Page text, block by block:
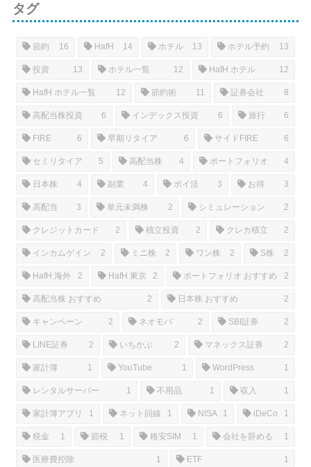
タグ
節約 16 HafH 14 ホテル 13 ホテル予約 13
投資 13 ホテル一覧 12 HafH ホテル 12
HafH ホテル一覧 12 節約術 11 証券会社 8
高配当株投資 6 インデックス投資 6 旅行 6
FIRE 6 早期リタイア 6 サイドFIRE 6
セミリタイア 5 高配当株 4 ポートフォリオ 4
日本株 4 副業 4 ポイ活 3 お得 3
高配当 3 単元未満株 2 シミュレーション 2
クレジットカード 2 積立投資 2 クレカ積立 2
インカムゲイン 2 ミニ株 2 ワン株 2 S株 2
HafH 海外 2 HafH 東京 2 ポートフォリオ おすすめ 2
高配当株 おすすめ 2 日本株 おすすめ 2
キャンペーン 2 ネオモバ 2 SBI証券 2
LINE証券 2 いちかぶ 2 マネックス証券 2
家計簿 1 YouTube 1 WordPress 1
レンタルサーバー 1 不用品 1 収入 1
家計簿アプリ 1 ネット回線 1 NISA 1 iDeCo 1
税金 1 節税 1 格安SIM 1 会社を辞める 1
医療費控除 1 ETF 1